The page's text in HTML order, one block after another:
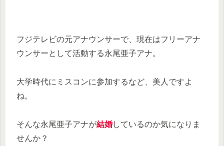
フジテレビの元アナウンサーで、現在はフリーアナ
ウンサーとして活動する永尾亜子アナ。
大学時代にミスコンに参加するなど、美人ですよ
ね。
そんな永尾亜子アナが結婚しているのか気になりま
せんか？